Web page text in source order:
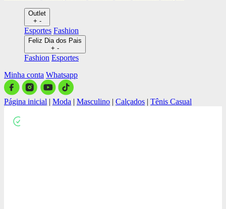
Outlet
+ -
Esportes Fashion
Feliz Dia dos Pais
+ -
Fashion Esportes
Minha conta Whatsapp
Página inicial | Moda | Masculino | Calçados | Tênis Casual